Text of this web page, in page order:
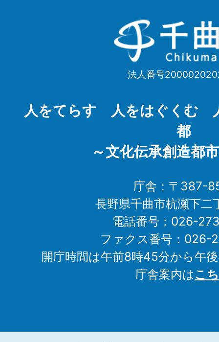
千
曲
Chikuma
法人番号
人をてらす 人をはぐくむ
都
～文化伝承創造都
庁舎：〒387-
長野県千曲市杭瀬下二
電話番号：026-
ファクス番号：026-
開庁時間は午前8時45分から午
庁舎案内はこ